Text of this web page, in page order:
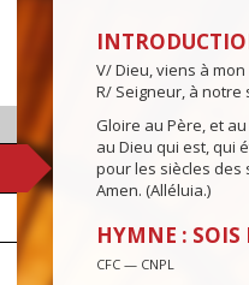
V/ Dieu, viens à
R/ Seigneur, à notre
Gloire au Père, et
au Dieu qui est, qui
pour les siècles des
Amen. (Alléluia.)
HYMNE : SOIS
CFC — CNPL